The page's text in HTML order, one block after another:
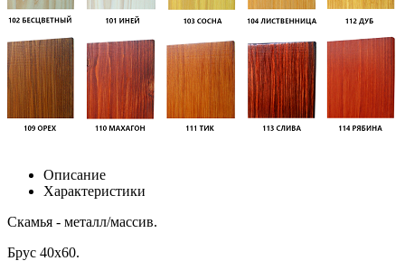
Описание
Характеристики
Скамья - металл/массив.
Брус 40х60.